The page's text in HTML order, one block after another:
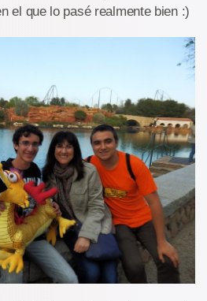
el que lo pasé realmente bien :)